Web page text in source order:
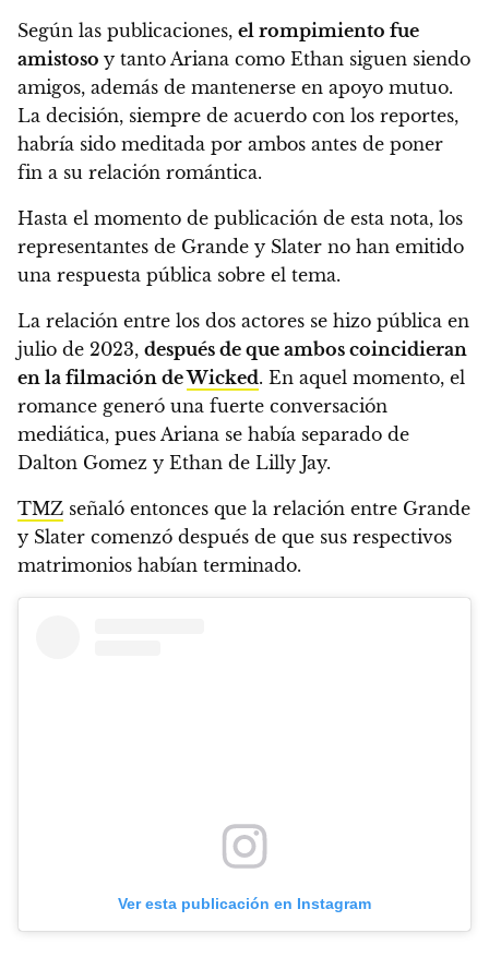
Según las publicaciones, el rompimiento fue
amistoso y tanto Ariana como Ethan siguen siendo
amigos, además de mantenerse en apoyo mutuo.
La decisión, siempre de acuerdo con los reportes,
habría sido meditada por ambos antes de poner
fin a su relación romántica.
Hasta el momento de publicación de esta nota, los
representantes de Grande y Slater no han emitido
una respuesta pública sobre el tema.
La relación entre los dos actores se hizo pública en
julio de 2023, después de que ambos coincidieran
en la filmación deWicked. En aquel momento, el
romance generó una fuerte conversación
mediática, pues Ariana se había separado de
Dalton Gomez y Ethan de Lilly Jay.
TMZ señaló entonces que la relación entre Grande
y Slater comenzó después de que sus respectivos
matrimonios habían terminado.
Ver esta publicación en Instagram